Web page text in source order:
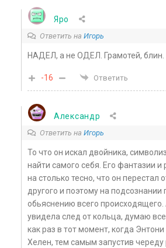
Яро
Ответить на Игорь
НАДЕЛ, а не ОДЕЛ. Грамотей, блин.
-16 Ответить
Александр
Ответить на Игорь
То что он искал двойника,
найти самого себя. Его фантазии и
на столько тесно, что он перестал
другого и поэтому на подсознании
обьяснению всего
увидела след от кольца, думаю
как раз в тот момент, когда
Хелен, тем самым запустив череду